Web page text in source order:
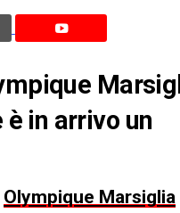
è in arrivo un
Olympique Marsiglia